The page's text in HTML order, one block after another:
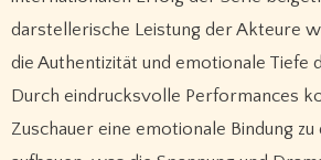
darstellerische Leistung der Akteure
die Authentizität und emotionale Tiefe
Durch eindrucksvolle Performances
Zuschauer eine emotionale Bindung zu